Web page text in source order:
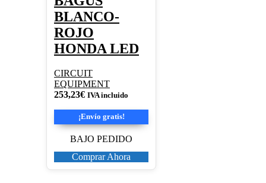
BLANCO-
ROJO
HONDA LED
CIRCUIT
EQUIPMENT
253,23€ IVA incluido
¡Envío gratis!
BAJO PEDIDO
Comprar Ahora